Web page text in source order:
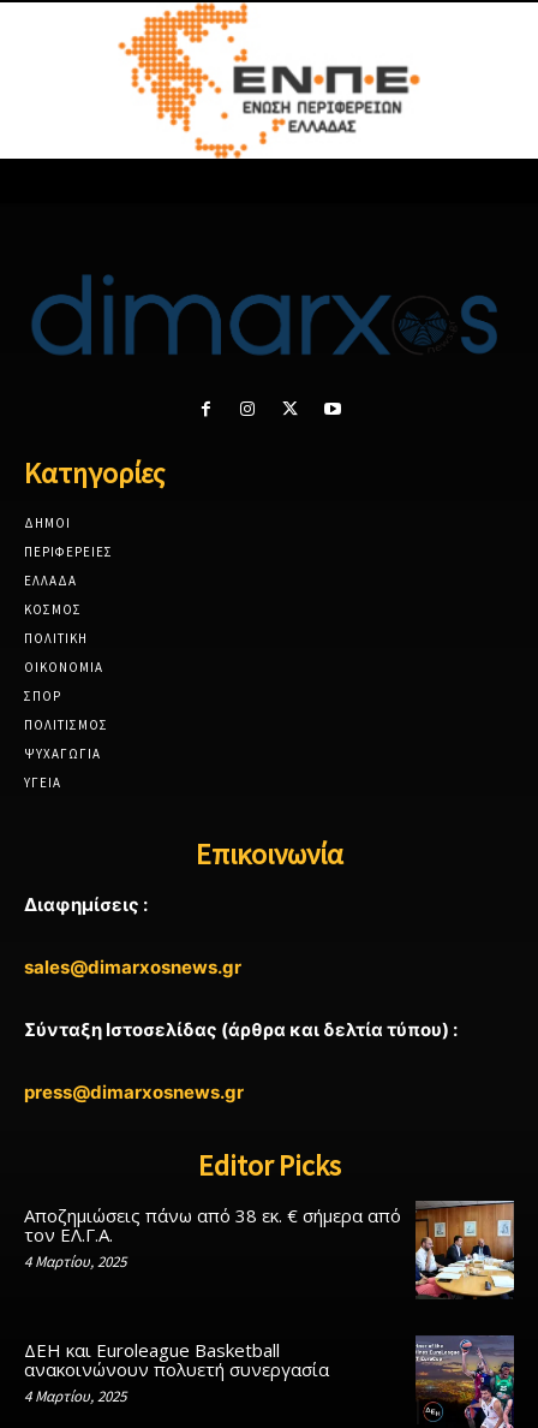
Κατηγορίες
ΔΗΜΟΙ
ΠΕΡΙΦΕΡΕΙΕΣ
ΕΛΛΑΔΑ
ΚΟΣΜΟΣ
ΠΟΛΙΤΙΚΗ
ΟΙΚΟΝΟΜΙΑ
ΣΠΟΡ
ΠΟΛΙΤΙΣΜΟΣ
ΨΥΧΑΓΩΓΙΑ
ΥΓΕΙΑ
Επικοινωνία
Διαφημίσεις :
sales@dimarxosnews.gr
Σύνταξη Ιστοσελίδας (άρθρα και δελτία τύπου) :
press@dimarxosnews.gr
Editor Picks
Αποζημιώσεις πάνω από 38 εκ. € σήμερα από
τον ΕΛ.Γ.Α.
4 Μαρτίου, 2025
ΔΕΗ και Euroleague Basketball
ανακοινώνουν πολυετή συνεργασία
4 Μαρτίου, 2025